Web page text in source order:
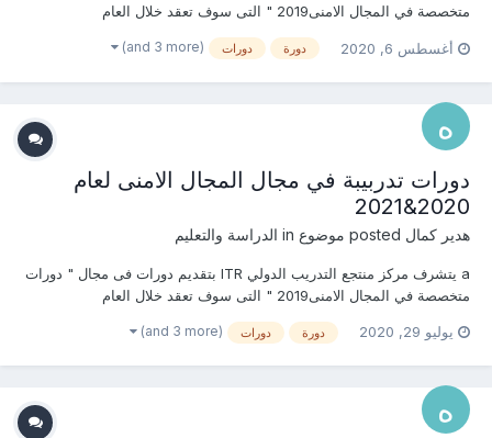
متخصصة في المجال الامنى2019 " التى سوف تعقد خلال العام
للتواصل والإستفسار ومعرفة المحتوي العلمى ) يرجى الاتصال بـ الاستاذة :
أغسطس 6, 2020 دورة دورات (and 3 more)
دورات تدربيبة في مجال المجال الامنى لعام
2020&2021
هدير كمال الدراسة والتعليم
a يتشرف مركز منتجع التدريب الدولي ITR بتقديم دورات فى مجال " دورات
متخصصة في المجال الامنى2019 " التى سوف تعقد خلال العام
للتواصل والإستفسار ومعرفة المحتوي العلمى ) يرجى الاتصال بـ الاستاذة :
يوليو 29, 2020 دورة دورات (and 3 more)